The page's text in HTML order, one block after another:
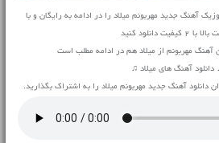
آهنگ جدید مهربونم میلاد را در ادامه به رایگان و با
2 کیفیت دانلود کنید
آهنگ مهربونم از میلاد هم در ادامه مطلب است
دانلود آهنگ های میلاد ♫
دانلود آهنگ جدید مهربونم میلاد را به اشتراک بگذارید.